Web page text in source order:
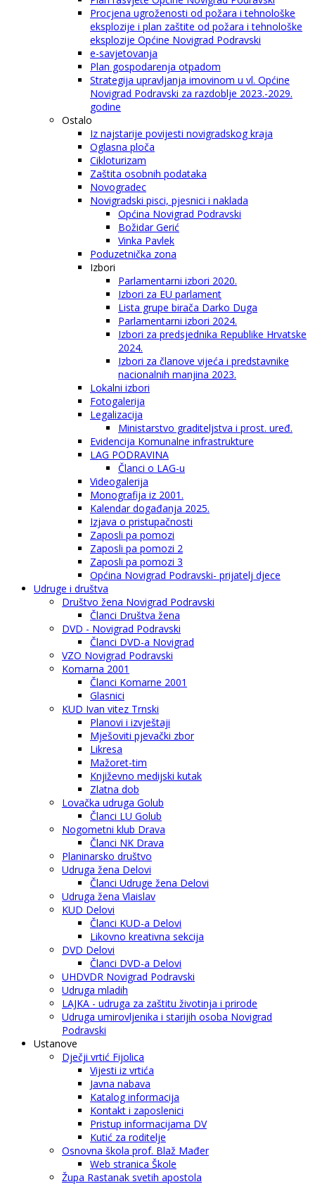
Procjena ugroženosti od požara i tehnološke
eksplozije i plan zaštite od požara i tehnološke
eksplozije Općine Novigrad Podravski
e-savjetovanja
Plan gospodarenja otpadom
Strategija upravljanja imovinom u vl. Općine
Novigrad Podravski za razdoblje 2023.-2029.
godine
Ostalo
Iz najstarije povijesti novigradskog kraja
Oglasna ploča
Cikloturizam
Zaštita osobnih podataka
Novogradec
Novigradski pisci, pjesnici i naklada
Općina Novigrad Podravski
Božidar Gerić
Vinka Pavlek
Poduzetnička zona
Izbori
Parlamentarni izbori 2020.
Izbori za EU parlament
Lista grupe birača Darko Duga
Parlamentarni izbori 2024.
Izbori za predsjednika Republike Hrvatske
2024.
Izbori za članove vijeća i predstavnike
nacionalnih manjina 2023.
Lokalni izbori
Fotogalerija
Legalizacija
Ministarstvo graditeljstva i prost. uređ.
Evidencija Komunalne infrastrukture
LAG PODRAVINA
Članci o LAG-u
Videogalerija
Monografija iz 2001.
Kalendar događanja 2025.
Izjava o pristupačnosti
Zaposli pa pomozi
Zaposli pa pomozi 2
Zaposli pa pomozi 3
Općina Novigrad Podravski- prijatelj djece
Udruge i društva
Društvo žena Novigrad Podravski
Članci Društva žena
DVD - Novigrad Podravski
Članci DVD-a Novigrad
VZO Novigrad Podravski
Komarna 2001
Članci Komarne 2001
Glasnici
KUD Ivan vitez Trnski
Planovi i izvještaji
Mješoviti pjevački zbor
Likresa
Mažoret-tim
Književno medijski kutak
Zlatna dob
Lovačka udruga Golub
Članci LU Golub
Nogometni klub Drava
Članci NK Drava
Planinarsko društvo
Udruga žena Delovi
Članci Udruge žena Delovi
Udruga žena Vlaislav
KUD Delovi
Članci KUD-a Delovi
Likovno kreativna sekcija
DVD Delovi
Članci DVD-a Delovi
UHDVDR Novigrad Podravski
Udruga mladih
LAJKA - udruga za zaštitu životinja i prirode
Udruga umirovljenika i starijih osoba Novigrad
Podravski
Ustanove
Dječji vrtić Fijolica
Vijesti iz vrtića
Javna nabava
Katalog informacija
Kontakt i zaposlenici
Pristup informacijama DV
Kutić za roditelje
Osnovna škola prof. Blaž Mađer
Web stranica Škole
Župa Rastanak svetih apostola